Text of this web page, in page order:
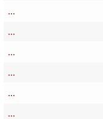
...
...
...
...
...
...